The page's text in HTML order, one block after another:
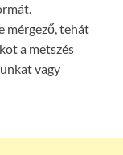
mérgező, tehát
a metszés
vagy